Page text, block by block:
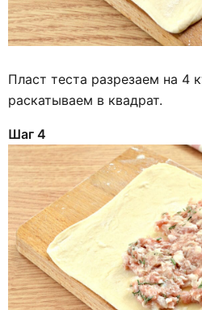
Пласт теста разрезаем на 4
раскатываем в квадрат.
Шаг 4